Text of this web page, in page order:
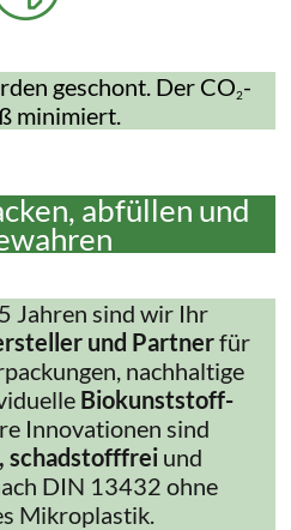
geschont. Der CO2-
minimiert.
abfüllen und
Jahren sind wir Ihr
und Partnerfür
nachhaltige
Biokunststoff-
Innovationen sind
schadstofffrei und
DIN 13432 ohne
Mikroplastik.